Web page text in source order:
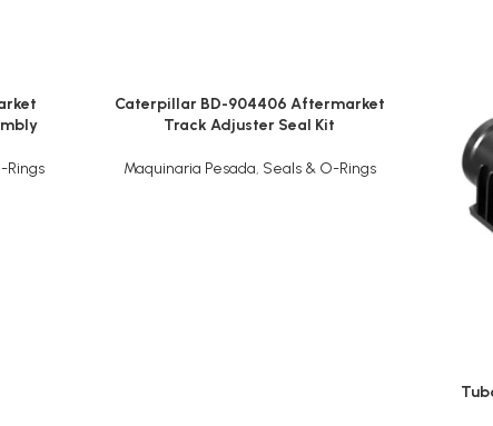
Rings
Caterpillar BD-904406 Aftermarket
Track Adjuster Seal Kit
Maquinaria Pesada, Seals & O-Rings